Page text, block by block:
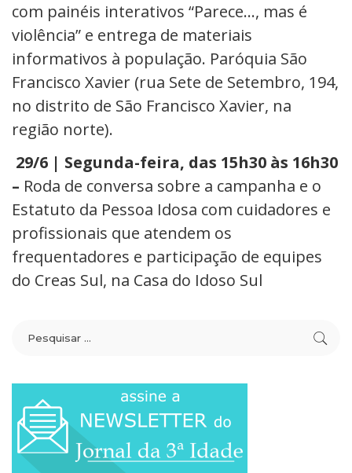
com painéis interativos “Parece…, mas é
violência” e entrega de materiais
informativos à população. Paróquia São
Francisco Xavier (rua Sete de Setembro, 194,
no distrito de São Francisco Xavier, na
região norte).
29/6 | Segunda-feira, das 15h30 às 16h30
– Roda de conversa sobre a campanha e o
Estatuto da Pessoa Idosa com cuidadores e
profissionais que atendem os
frequentadores e participação de equipes
do Creas Sul, na Casa do Idoso Sul